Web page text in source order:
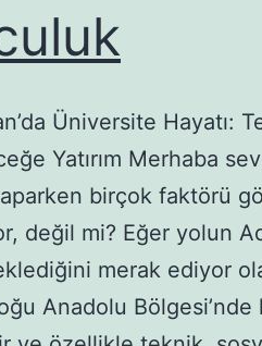
Üniversite Hayatı:
Yatırım Merhaba
birçok faktörü
değil mi? Eğer yolun
merak ediyor
Anadolu